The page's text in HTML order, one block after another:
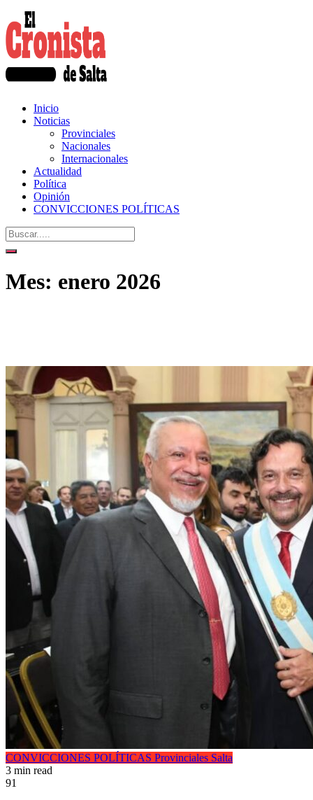
Inicio
Noticias
Provinciales
Nacionales
Internacionales
Actualidad
Política
Opinión
CONVICCIONES POLÍTICAS
Mes: enero 2026
CONVICCIONES POLÍTICAS Provinciales Salta
3 min read
91